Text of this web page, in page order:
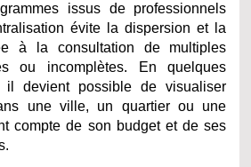
issus de professionnels
évite la dispersion et la
à la consultation de multiples
ou incomplètes. En quelques
il devient possible de visualiser
une ville, un quartier ou une
compte de son budget et de ses